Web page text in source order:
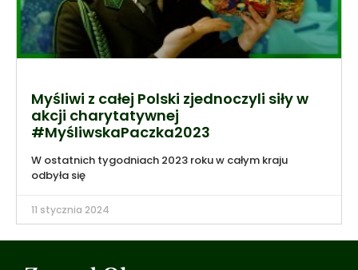
Myśliwi z całej Polski zjednoczyli siły w
akcji charytatywnej
#MyśliwskaPaczka2023
W ostatnich tygodniach 2023 roku w całym kraju
odbyła się
11 stycznia 2024